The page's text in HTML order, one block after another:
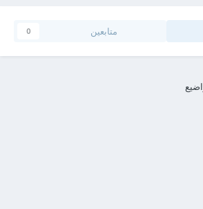
متابعين 0